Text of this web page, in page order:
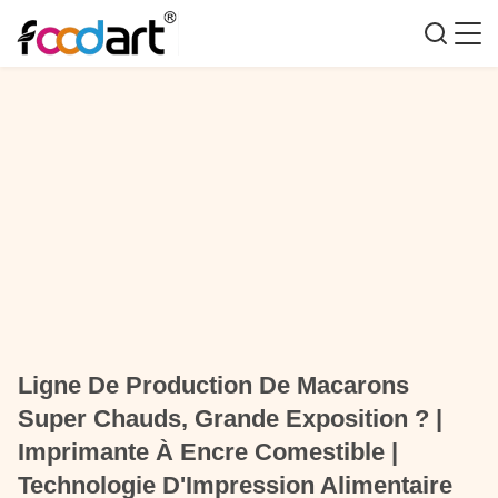
Ligne De Production De Macarons
Super Chauds, Grande Exposition ? |
Imprimante À Encre Comestible |
Technologie D'Impression Alimentaire